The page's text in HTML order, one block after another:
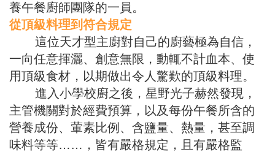
養午餐廚師團隊的一員。
從頂級料理到符合規定
這位天才型主廚對自己的廚藝極為自信，
一向任意揮灑、創意無限，動輒不計血本、使
用頂級食材，以期做出令人驚歎的頂級料理。
進入小學校廚之後，星野光子赫然發現，
主管機關對於經費預算，以及每份午餐所含的
營養成份、葷素比例、含鹽量、熱量，甚至調
味料等等……，皆有嚴格規定，且有嚴格監